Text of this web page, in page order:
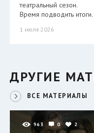
театральный сезон.
Время подводить итоги.
1 июля 2026
ДРУГИЕ
ВСЕ МАТЕРИАЛЫ
963 0 2